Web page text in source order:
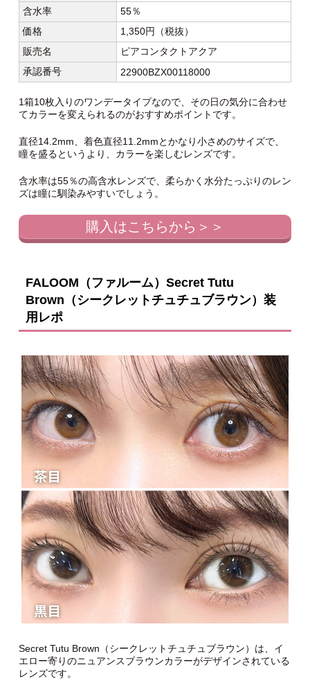
含水率
55％
価格
1,350円（税抜）
販売名
ピアコンタクトアクア
承認番号
22900BZX00118000
1箱10枚入りのワンデータイプなので、その日の気分に合わせ
てカラーを変えられるのがおすすめポイントです。
直径14.2mm、着色直径11.2mmとかなり小さめのサイズで、
瞳を盛るというより、カラーを楽しむレンズです。
含水率は55％の高含水レンズで、柔らかく水分たっぷりのレン
ズは瞳に馴染みやすいでしょう。
購入はこちらから＞＞
FALOOM（ファルーム）Secret Tutu
Brown（シークレットチュチュブラウン）装
用レポ
Secret Tutu Brown（シークレットチュチュブラウン）は、イ
エロー寄りのニュアンスブラウンカラーがデザインされている
レンズです。